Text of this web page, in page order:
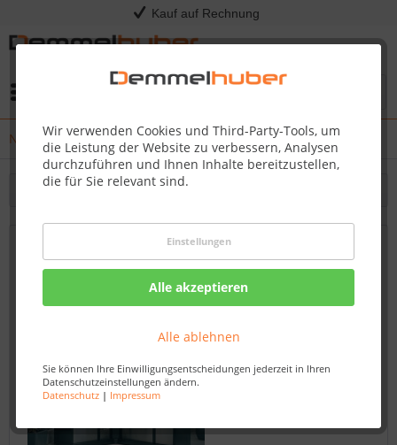
Kauf auf Rechnung
Wir verwenden Cookies und Third-Party-Tools, um
die Leistung der Website zu verbessern, Analysen
durchzuführen und Ihnen Inhalte bereitzustellen,
die für Sie relevant sind.
Einstellungen
Alle akzeptieren
Alle ablehnen
Sie können Ihre Einwilligungsentscheidungen jederzeit in Ihren
Datenschutzeinstellungen ändern.
Datenschutz| Impressum
News
Filtern
Exklusive Outdoor-Küchen bei
Demmelhuber: Entdecken Sie Ihr
Traumküchenparadies!